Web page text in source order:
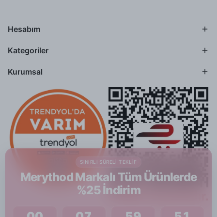
Hesabım
Kategoriler
Kurumsal
SINIRLI SÜRELI TEKLIF
Merythod Markalı Tüm Ürünlerde
%25 İndirim